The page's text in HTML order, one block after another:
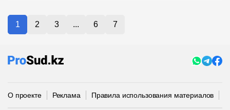
1 2 3 ... 6 7
О проекте Реклама Правила использования материалов